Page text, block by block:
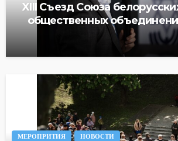
XIII Cъезд Союза
общественных
МЕРОПРИТИЯ НОВОСТИ